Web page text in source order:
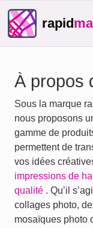
rapid
À propos
Sous la marque
nous proposons
gamme de
permettent de
vos idées
impressions de
qualité . Qu’il
collages photo, de
mosaïques photo